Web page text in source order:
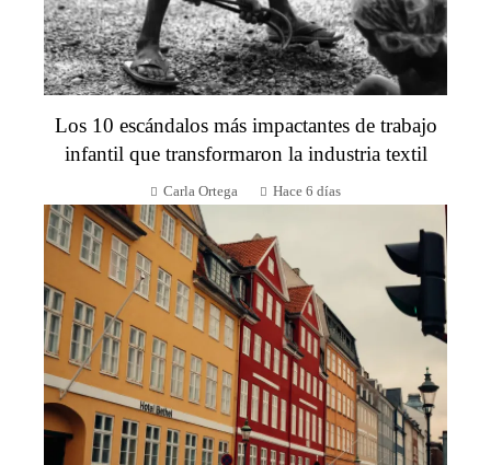
Los 10 escándalos más impactantes de trabajo
infantil que transformaron la industria textil
Carla Ortega Hace 6 días